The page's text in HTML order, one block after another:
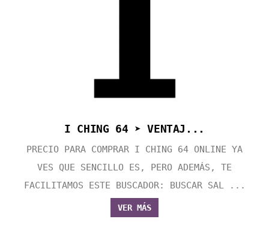
I CHING 64 ➤ VENTAJ...
PRECIO PARA COMPRAR I CHING 64 ONLINE YA
VES QUE SENCILLO ES, PERO ADEMÁS, TE
FACILITAMOS ESTE BUSCADOR: BUSCAR SAL ...
VER MÁS